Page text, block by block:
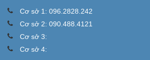
Cơ sở 1: 096.2828.242
Cơ sở 2: 090.488.4121
Cơ sở 3:
Cơ sở 4: